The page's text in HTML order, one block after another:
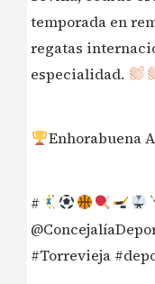
temporada en
regatas
especialidad.
Enhorabuena
#
#Torrevieja